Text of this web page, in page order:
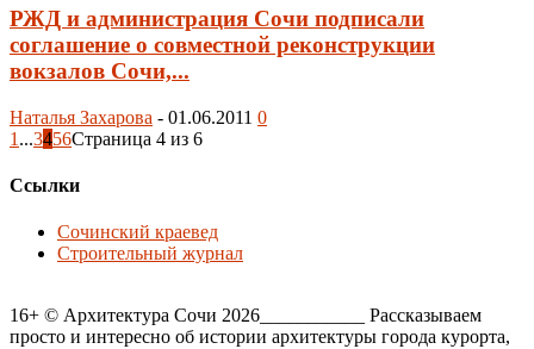
РЖД и администрация Сочи подписали
соглашение о совместной реконструкции
вокзалов Сочи,...
Наталья Захарова - 01.06.2011 0
1 ...3456Страница 4 из 6
Ссылки
Сочинский краевед
Строительный журнал
16+ © Архитектура Сочи 2026___________ Рассказываем
просто и интересно об истории архитектуры города курорта,